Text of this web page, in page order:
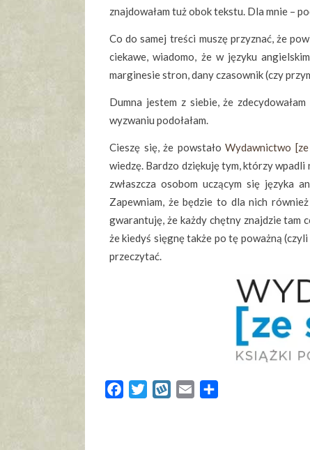
znajdowałam tuż obok tekstu. Dla mnie –
Co do samej treści muszę przyznać, że
ciekawe, wiadomo, że w języku
marginesie stron, dany czasownik (czy
Dumna jestem z siebie, że
wyzwaniu podołałam.
Cieszę się, że powstało Wydawnictwo [ze
wiedzę. Bardzo dziękuję tym, którzy wpadli
zwłaszcza osobom uczącym się języka
Zapewniam, że będzie to dla nich
gwarantuję, że każdy chętny znajdzie tam
że kiedyś sięgnę także po tę poważną
przeczytać.
FacebookTwitterWykopEmail